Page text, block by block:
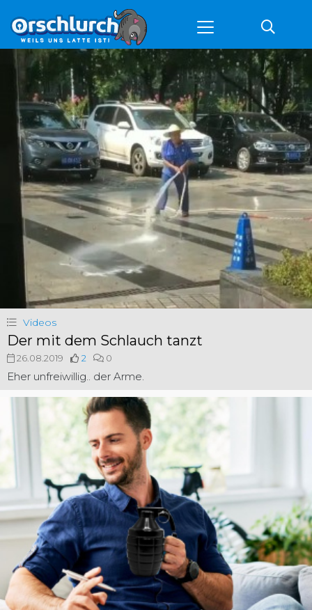
Videos
Der mit dem Schlauch tanzt
26.08.2019 2 0
Eher unfreiwillig.. der Arme.